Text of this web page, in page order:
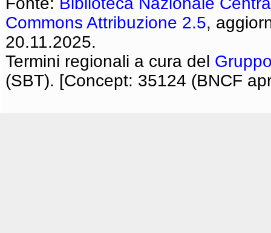
Commons Attribuzione 2.5,
20.11.2025.
Termini regionali a cura del
(SBT). [Concept: 35124 (BNCF